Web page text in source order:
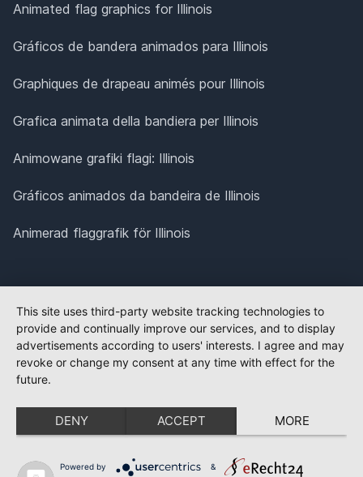
Animated flag graphics for Illinois
Gráficos de bandera animados para Illinois
Graphiques de drapeau animés pour Illinois
Grafica animata della bandiera per Illinois
Animowane grafiki flagi: Illinois
Gráficos animados da bandeira de Illinois
Animerad flaggrafik för Illinois
This site uses third-party website tracking technologies to
provide and continually improve our services, and to display
advertisements according to users' interests. I agree and may
revoke or change my consent at any time with effect for the
future.
DENY ACCEPT MORE
Powered by &